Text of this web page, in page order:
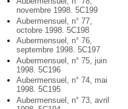
novembre 1998. 5C199
Aubermensuel, n° 77,
octobre 1998. 5C198
Aubermensuel, n° 76,
septembre 1998. 5C197
Aubermensuel, n° 75, juin
1998. 5C196
Aubermensuel, n° 74, mai
1998. 5C195
Aubermensuel, n° 73, avril